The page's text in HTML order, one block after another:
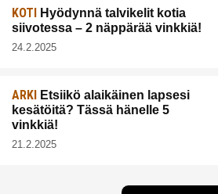
KOTI
Hyödynnä talvikelit kotia
siivotessa – 2 näppärää vinkkiä!
24.2.2025
ARKI
Etsiikö alaikäinen lapsesi
kesätöitä? Tässä hänelle 5
vinkkiä!
21.2.2025